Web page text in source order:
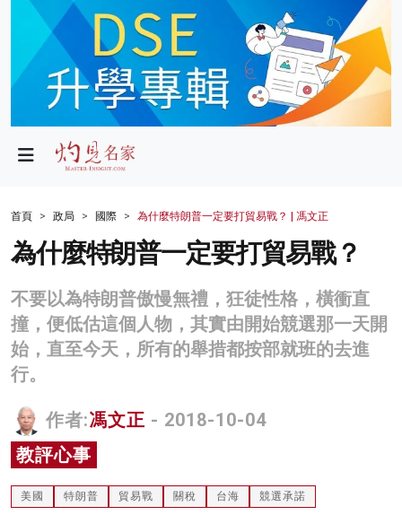
政局
財經
生活
商業
科技
名家榜
灼見活動
關於我們
首頁 政局 國際 為什麼特朗普一定要打貿易戰？ | 馮文正
為什麼特朗普一定要打貿易戰？
不要以為特朗普傲慢無禮，狂徒性格，橫衝直
撞，便低估這個人物，其實由開始競選那一天開
始，直至今天，所有的舉措都按部就班的去進
行。
作者:馮文正 - 2018-10-04
教評心事
美國 特朗普 貿易戰 關稅 台海 競選承諾